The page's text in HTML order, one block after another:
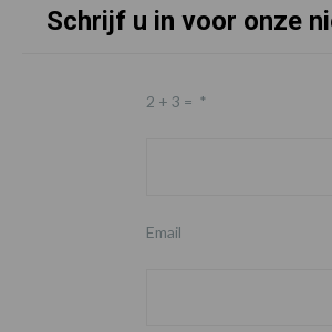
Schrijf u in voor onze
2 + 3 = *
Email